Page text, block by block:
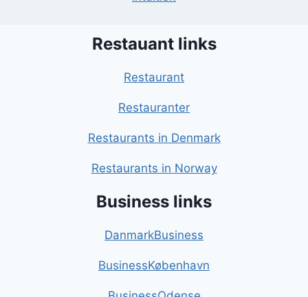
Restauant links
Restaurant
Restauranter
Restaurants in Denmark
Restaurants in Norway
Business links
DanmarkBusiness
BusinessKøbenhavn